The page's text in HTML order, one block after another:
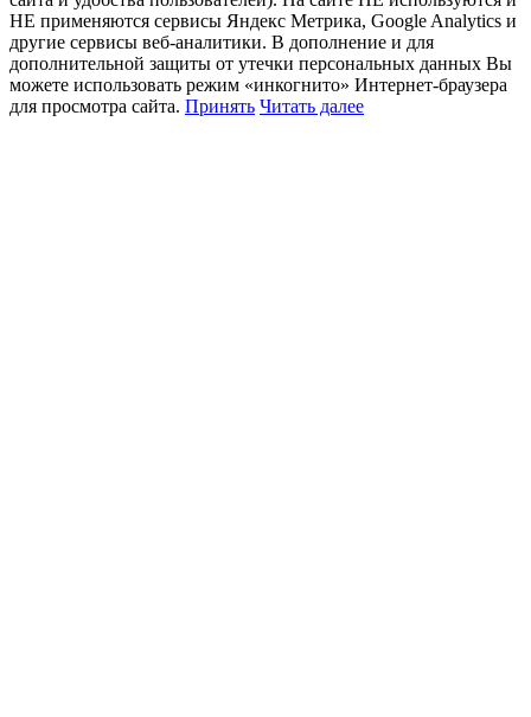
НЕ применяются сервисы Яндекс Метрика, Google Analytics и
другие сервисы веб-аналитики. В дополнение и для
дополнительной защиты от утечки персональных данных Вы
можете использовать режим «инкогнито» Интернет-браузера
для просмотра сайта. Принять Читать далее